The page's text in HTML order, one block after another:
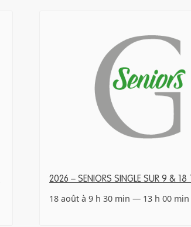
2026 – SENIORS SINGLE SUR 9 & 18
18 août à 9 h 30 min — 13 h 00 min